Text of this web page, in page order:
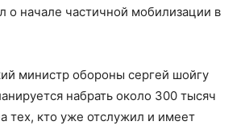
о начале частичной мобилизации в
министр обороны сергей шойгу
набрать около 300 тысяч
тех, кто уже отслужил и имеет